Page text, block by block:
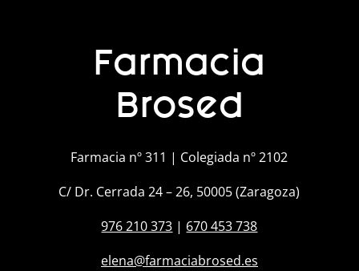
Farmacia
Brosed
Farmacia nº 311 | Colegiada nº 2102
C/ Dr. Cerrada 24 – 26, 50005 (Zaragoza)
976 210 373 | 670 453 738
elena@farmaciabrosed.es